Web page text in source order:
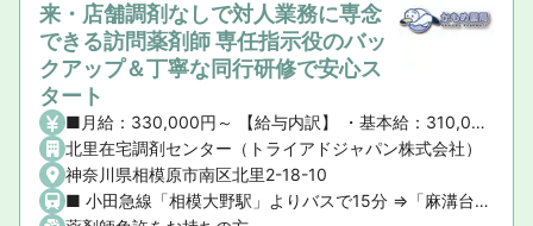
来・店舗調剤なしで対人業務に専念
できる訪問薬剤師 専任指示役のバッ
クアップ＆丁寧な同行研修で安心ス
タート
■月給：330,000円～ 【給与内訳】 ・基本給：310,000円～ ・資格手当：20,000円 【その他手当】 ・管理薬剤師手当：20,000円 ・役職手当：30,000円～ ■想定年収：5,000,000円〜6,000,000円 ■賞与：年2回（計4か月分） ■昇給：年1回
北里在宅調剤センター（トライアドジャパン株式会社）
神奈川県相模原市南区北里2-18-10
■ 小田急線「相模大野駅」よりバスで15分 ⇒「麻溝台入口」バス停下車すぐ ★マイカー通勤・車通勤OK（無料駐車場完備！）